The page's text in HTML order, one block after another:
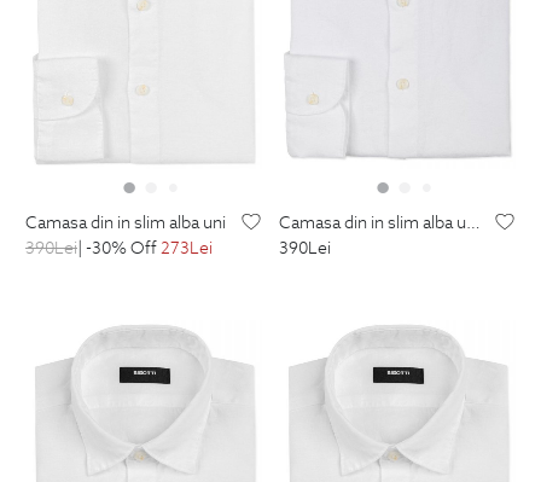
camasa din in slim alba uni
390Lei | -30% Off273Lei
camasa din in slim alba uni guler tunica
390Lei